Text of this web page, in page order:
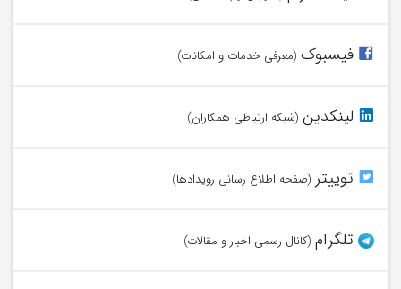
در فیسبوک با وامیلون همراه شوید.
فیسبوک (معرفی خدمات و امکانات)
به شبکه وامیلون در لینکدین بپیوندید.
لینکدین (شبکه ارتباطی همکاران)
در توییتر از آخرین اخبار وامیلون آگاه شوید.
توییتر (صفحه اطلاع رسانی رویدادها)
عضو کانال تلگرام وامیلون شوید.
تلگرام (کانال رسمی اخبار و مقالات)